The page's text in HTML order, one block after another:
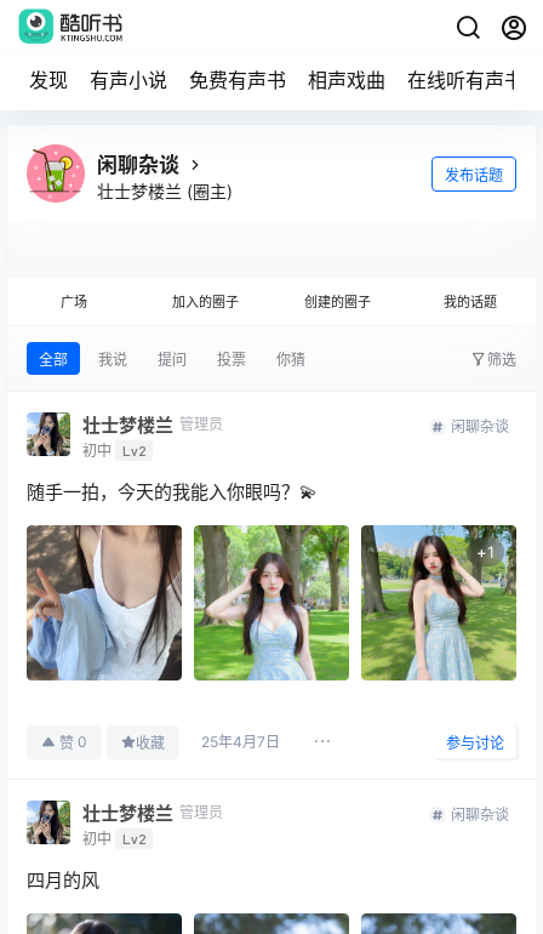
发现 有声小说 免费有声书 相声戏曲 在线听有声书
闲聊杂谈
壮士梦楼兰 (圈主)
发布话题
广场 加入的圈子 创建的圈子 我的话题
全部 我说 提问 投票 你猜 筛选
壮士梦楼兰 管理员
初中
Lv2
闲聊杂谈
随手一拍，今天的我能入你眼吗？💫 ​
+1
赞 0 收藏 25年4月7日 参与讨论
壮士梦楼兰 管理员
初中
Lv2
闲聊杂谈
四月的风 ​